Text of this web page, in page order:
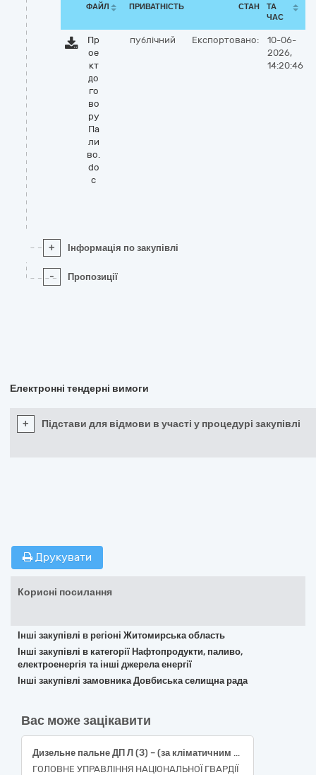
ФАЙЛ ПРИВАТНІСТЬ СТАН
ТА
ЧАС
Пр
ое
кт
до
го
во
ру
Па
ли
во.
do
c
публічний Експортовано:
10-06-
2026,
14:20:46
+ Інформація по закупівлі
- Пропозиції
Електронні тендерні вимоги
+ Підстави для відмови в участі у процедурі закупівлі
Друкувати
Корисні посилання
Інші закупівлі в регіоні Житомирська область
Інші закупівлі в категорії Нафтопродукти, паливо,
електроенергія та інші джерела енергії
Інші закупівлі замовника Довбиська селищна рада
Вас може зацікавити
Дизельне пальне ДП Л (З) – (за кліматичним використанням по сезону) Євро 5 - В0 в талонах
ГОЛОВНЕ УПРАВЛІННЯ НАЦІОНАЛЬНОЇ ГВАРДІЇ